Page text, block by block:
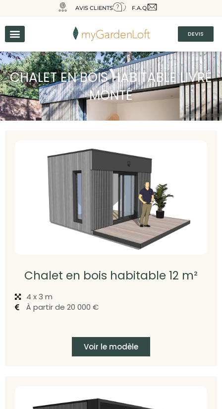
AVIS CLIENTS F.A.Q
DEVIS
CHALET EN BOIS HABITABLE LIVRÉ
MONTÉ
Chalet en bois habitable 12 m²
4 x 3 m
À partir de 20 000 €
Voir le modèle